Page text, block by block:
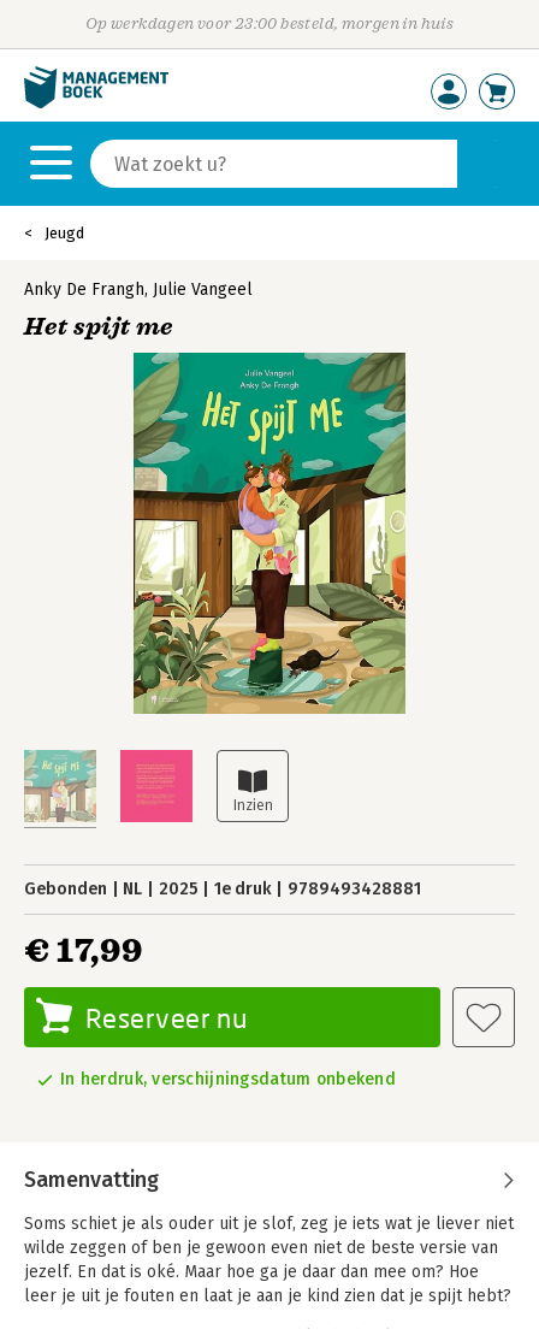
Op werkdagen voor 23:00 besteld, morgen in huis
Jeugd
Anky De Frangh, Julie Vangeel
Het spijt me
Gebonden NL 2025 1e druk 9789493428881
€ 17,99
Reserveer nu
In herdruk, verschijningsdatum onbekend
Samenvatting
Soms schiet je als ouder uit je slof, zeg je iets wat je liever niet
wilde zeggen of ben je gewoon even niet de beste versie van
jezelf. En dat is oké. Maar hoe ga je daar dan mee om? Hoe
leer je uit je fouten en laat je aan je kind zien dat je spijt hebt?